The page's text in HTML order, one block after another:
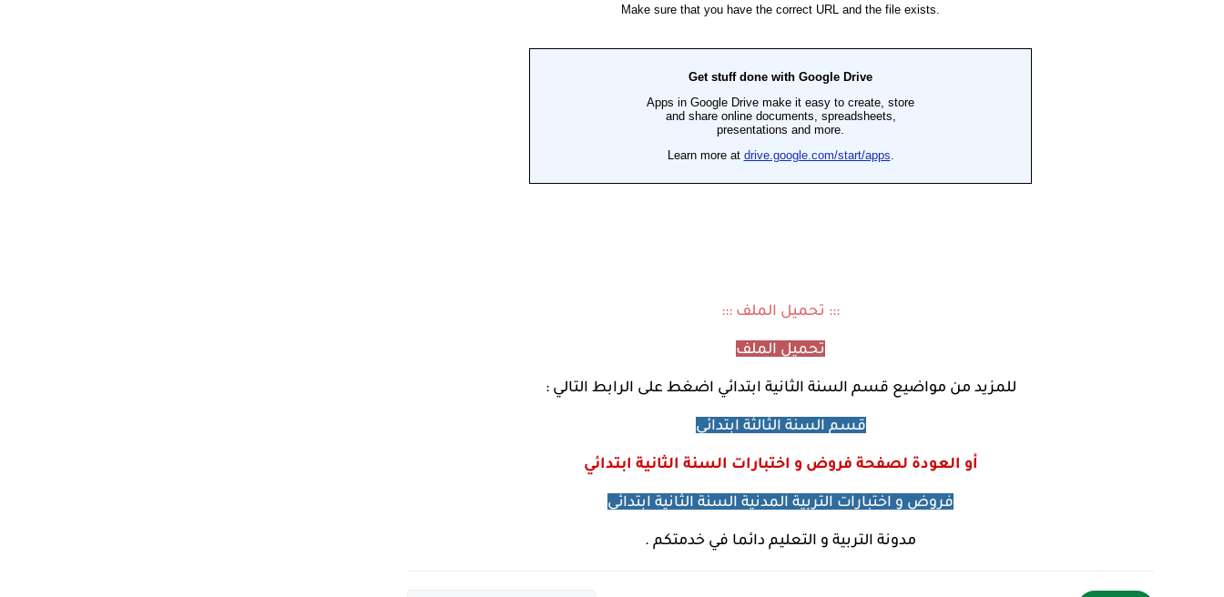
::: تحميل الملف :::
تحميل الملف
للمزيد من مواضيع قسم السنة الثانية ابتدائي اضغط على الرابط التالي :
قسم السنة الثالثة ابتدائي
أو العودة لصفحة فروض و اختبارات السنة الثانية ابتدائي
فروض و اختبارات التربية المدنية السنة الثانية ابتدائي
مدونة التربية و التعليم دائما في خدمتكم .